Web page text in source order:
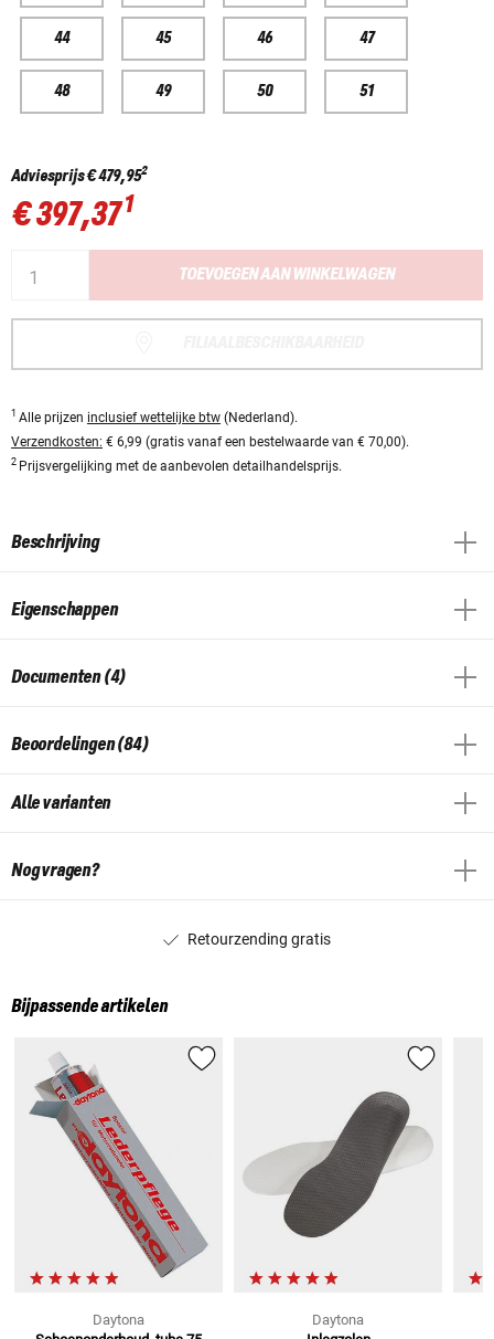
44 45 46 47
48 49 50 51
Adviesprijs€ 479,952
€ 397,371
TOEVOEGEN AAN WINKELWAGEN
1 Alle prijzen inclusief wettelijke btw (Nederland).
Verzendkosten: € 6,99 (gratis vanaf een bestelwaarde van € 70,00).
2 Prijsvergelijking met de aanbevolen detailhandelsprijs.
Beschrijving
Eigenschappen
Documenten (4)
Beoordelingen (84)
Alle varianten
Nog vragen?
Retourzending gratis
Bijpassende artikelen
Daytona
Daytona